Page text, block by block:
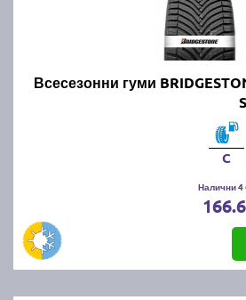
Всесезонни гуми
C
Налични 4